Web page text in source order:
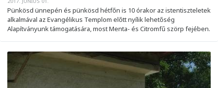
Pünkösd ünnepén és pünkösd hétfőn is 10 órakor az istentiszteletek
alkalmával az Evangélikus Templom előtt nyílik lehetőség
Alapítványunk támogatására, most Menta- és Citromfű szörp fejében.